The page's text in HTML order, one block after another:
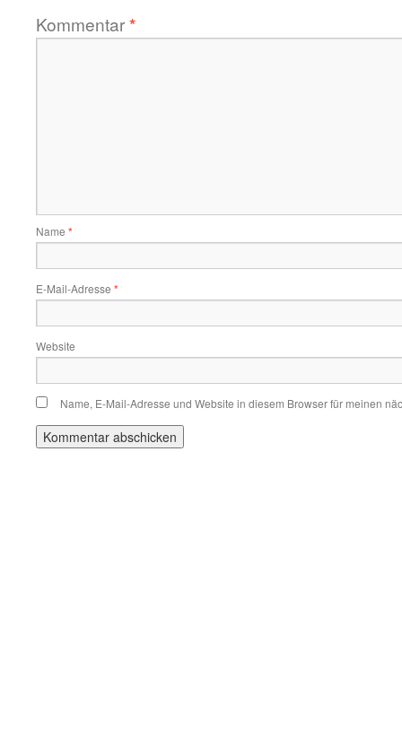
Kommentar*
Name *
E-Mail-Adresse *
Website
Name, E-Mail-Adresse und Website in diesem Browser für meinen